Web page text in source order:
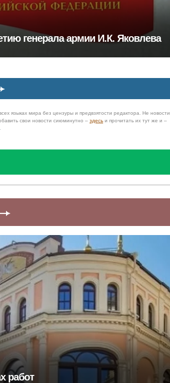
генерала армии И.К. Яковлева
языках мира без цензуры и предвзятости редактора. Не новости
свои новости сиюминутно – здесь и прочитать их тут же и –
работ